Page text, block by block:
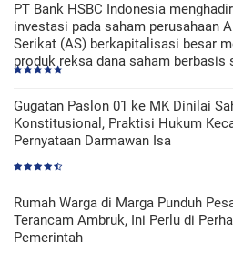
PT Bank HSBC Indonesia
investasi pada saham perusahaan
Serikat (AS) berkapitalisasi besar
produk reksa dana saham berbasis
Gugatan Paslon 01 ke MK Dinilai
Konstitusional, Praktisi Hukum
Pernyataan Darmawan Isa
Rumah Warga di Marga Punduh
Terancam Ambruk, Ini Perlu di
Pemerintah